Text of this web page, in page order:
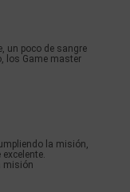
un poco de sangre
los Game master
la misión,
misión